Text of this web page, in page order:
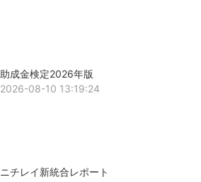
助成金検定2026年版
2026-08-10 13:19:24
ニチレイ新統合レポート